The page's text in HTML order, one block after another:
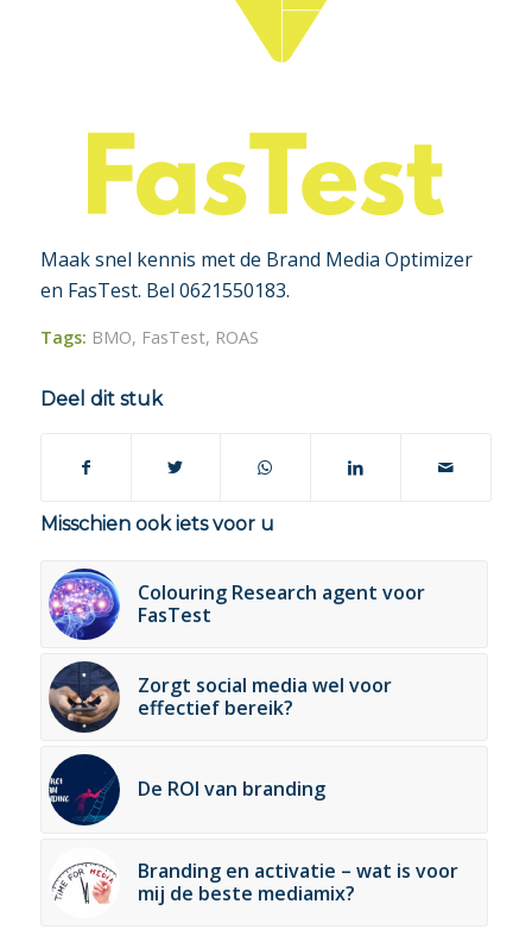
Maak snel kennis met de Brand Media Optimizer
en FasTest. Bel 0621550183.
Tags: BMO, FasTest, ROAS
Deel dit stuk
Misschien ook iets voor u
Colouring Research agent voor
FasTest
Zorgt social media wel voor
effectief bereik?
De ROI van branding
Branding en activatie – wat is voor
mij de beste mediamix?